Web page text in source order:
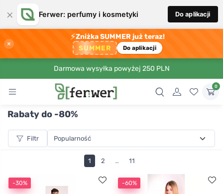
× Ferwer: perfumy i kosmetyki Do aplikacji
×
⚡Zniżka SUMMER już teraz!
SUMMER Do aplikacji
Darmowa wysyłka powyżej 250 PLN
0
Rabaty do -80%
Filtr
1 2 … 11
-30% -60%